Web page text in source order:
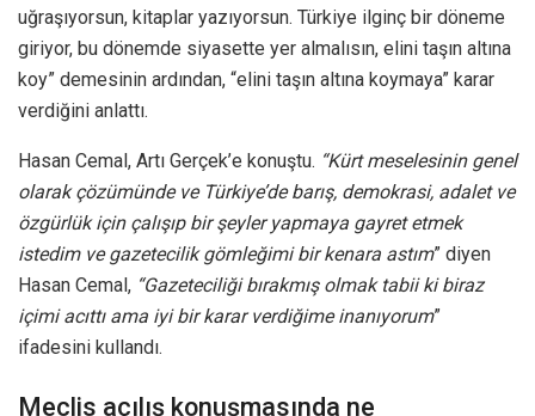
uğraşıyorsun, kitaplar yazıyorsun. Türkiye ilginç bir döneme
giriyor, bu dönemde siyasette yer almalısın, elini taşın altına
koy” demesinin ardından, “elini taşın altına koymaya” karar
verdiğini anlattı.
Hasan Cemal, Artı Gerçek’e konuştu. “Kürt meselesinin genel
olarak çözümünde ve Türkiye’de barış, demokrasi, adalet ve
özgürlük için çalışıp bir şeyler yapmaya gayret etmek
istedim ve gazetecilik gömleğimi bir kenara astım” diyen
Hasan Cemal, “Gazeteciliği bırakmış olmak tabii ki biraz
içimi acıttı ama iyi bir karar verdiğime inanıyorum”
ifadesini kullandı.
Meclis açılış konuşmasında ne